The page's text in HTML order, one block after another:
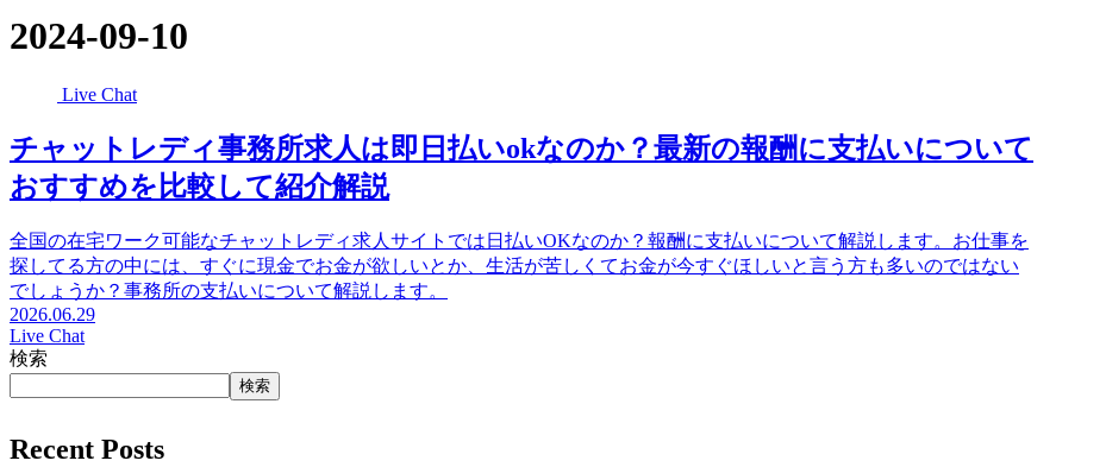
2024-09-10
Live Chat
チャットレディ事務所求人は即日払いokなのか？最新の報酬に支払いについて
おすすめを比較して紹介解説
全国の在宅ワーク可能なチャットレディ求人サイトでは日払いOKなのか？報酬に支払いについて解説します。お仕事を
探してる方の中には、すぐに現金でお金が欲しいとか、生活が苦しくてお金が今すぐほしいと言う方も多いのではない
でしょうか？事務所の支払いについて解説します。
2026.06.29
Live Chat
検索
検索
Recent Posts